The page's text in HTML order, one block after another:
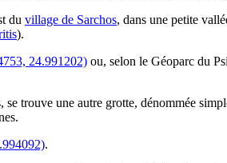
du village de Sarchos, dans une petite
).
24.991202) ou, selon le Géoparc du
trouve une autre grotte, dénommée
.